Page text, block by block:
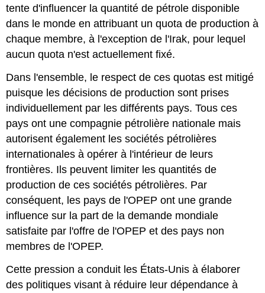
tente d'influencer la quantité de pétrole disponible
dans le monde en attribuant un quota de production à
chaque membre, à l'exception de l'Irak, pour lequel
aucun quota n'est actuellement fixé.
Dans l'ensemble, le respect de ces quotas est mitigé
puisque les décisions de production sont prises
individuellement par les différents pays. Tous ces
pays ont une compagnie pétrolière nationale mais
autorisent également les sociétés pétrolières
internationales à opérer à l'intérieur de leurs
frontières. Ils peuvent limiter les quantités de
production de ces sociétés pétrolières. Par
conséquent, les pays de l'OPEP ont une grande
influence sur la part de la demande mondiale
satisfaite par l'offre de l'OPEP et des pays non
membres de l'OPEP.
Cette pression a conduit les États-Unis à élaborer
des politiques visant à réduire leur dépendance à